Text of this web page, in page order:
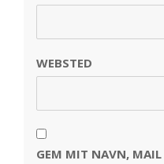
WEBSTED
GEM MIT NAVN, MAIL